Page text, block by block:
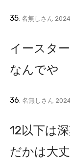
35: 名無しさん
イースタ
なんでや
36: 名無しさん
12以下は
だかは大